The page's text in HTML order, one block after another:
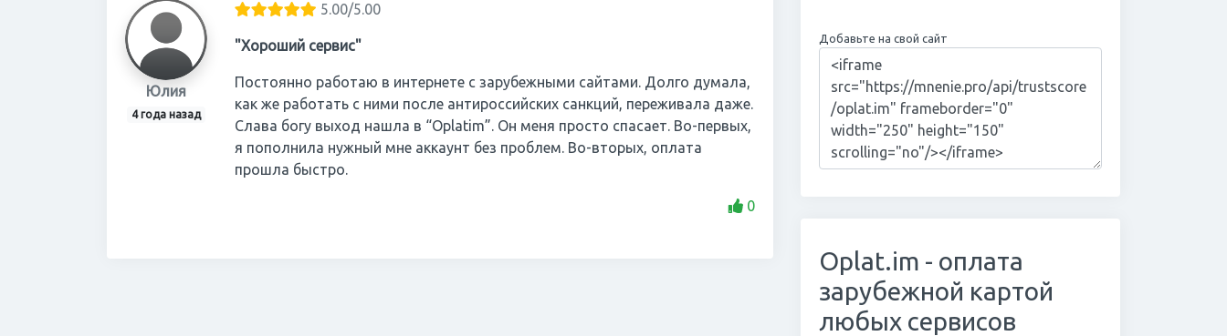
Юлия
4 года назад
5.00/5.00
"Хороший сервис"
Постоянно работаю в интернете с зарубежными сайтами. Долго думала,
как же работать с ними после антироссийских санкций, переживала даже.
Слава богу выход нашла в “Oplatim”. Он меня просто спасает. Во-первых,
я пополнила нужный мне аккаунт без проблем. Во-вторых, оплата
прошла быстро.
0
Добавьте на свой сайт
Оplat.im - оплата
зарубежной картой
любых сервисов